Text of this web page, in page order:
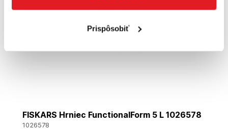
Prispôsobiť
FISKARS Hrniec FunctionalForm 5 L 1026578
1026578